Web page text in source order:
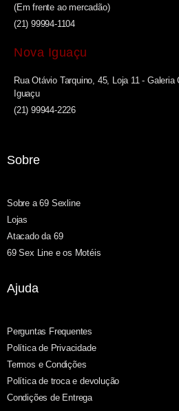
(Em frente ao mercadão)
(21) 99994-1104
Nova Iguaçu
Rua Otávio Tarquino, 45, Loja 11 -
Iguaçu
(21) 99944-2226
Sobre
Sobre a 69 Sexline
Lojas
Atacado da 69
69 Sex Line e os Motéis
Ajuda
Perguntas Frequentes
Política de Privacidade
Termos e Condições
Política de troca e devolução
Condições de Entrega